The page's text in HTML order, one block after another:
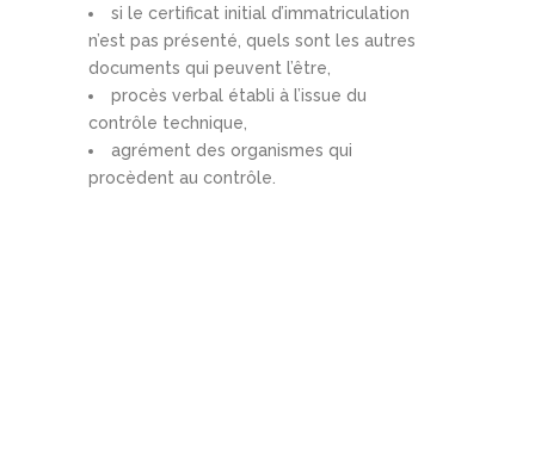
si le certificat initial d’immatriculation
n’est pas présenté, quels sont les autres
documents qui peuvent l’être,
procès verbal établi à l’issue du
contrôle technique,
agrément des organismes qui
procèdent au contrôle.